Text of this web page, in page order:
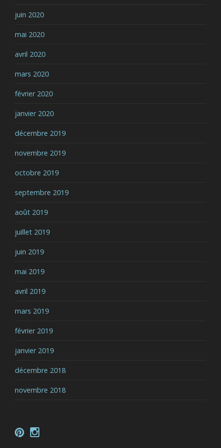
juin 2020
mai 2020
avril 2020
mars 2020
février 2020
janvier 2020
décembre 2019
novembre 2019
octobre 2019
septembre 2019
août 2019
juillet 2019
juin 2019
mai 2019
avril 2019
mars 2019
février 2019
janvier 2019
décembre 2018
novembre 2018